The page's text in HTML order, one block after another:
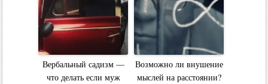
Вербальный садизм —
что делать если муж
Возможно ли внушение
мыслей на расстоянии?